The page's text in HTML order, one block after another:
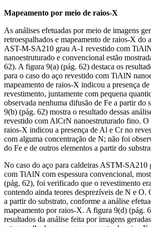
Mapeamento por meio de raios-X
As análises efetuadas por meio de imagens
retroespalhados e mapeamento de raios-X do
AST-M-SA210 grau A-1 revestido com
nanoestruturado e convencional estão
62). A figura 9(a) (pág. 62) destaca os
para o caso do aço revestido com TiAlN
mapeamento de raios-X indicou a presença
revestimento, juntamente com pequena
observada nenhuma difusão de Fe a partir do
9(b) (pág. 62) mostra o resultado dessas
revestido com AlCrN nanoestruturado fino. O
raios-X indicou a presença de Al e Cr no
com alguma concentração de N; não foi
do Fe e de outros elementos a partir do
No caso do aço para caldeiras ASTM-SA210
com TiAlN com espessura convencional,
(pág. 62), foi verificado que o revestimento
contendo ainda teores desprezíveis de N e O.
a partir do substrato, conforme a análise
mapeamento por raios-X. A figura 9(d) (pág.
resultados da análise feita por imagens